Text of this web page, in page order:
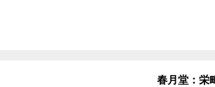
ィーツ 春月堂：栄